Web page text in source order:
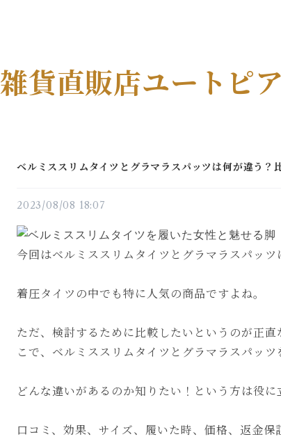
雑貨直販店ユートピ
ベルミススリムタイツとグラマラスパッツは何が違う？
2023/08/08 18:07
今回はベルミススリムタイツとグラマラスパッ
着圧タイツの中でも特に人気の商品ですよね。
ただ、検討するために比較したいというのが正
こで、ベルミススリムタイツとグラマラスパッ
どんな違いがあるのか知りたい！という方は役
口コミ、効果、サイズ、履いた時、価格、返金